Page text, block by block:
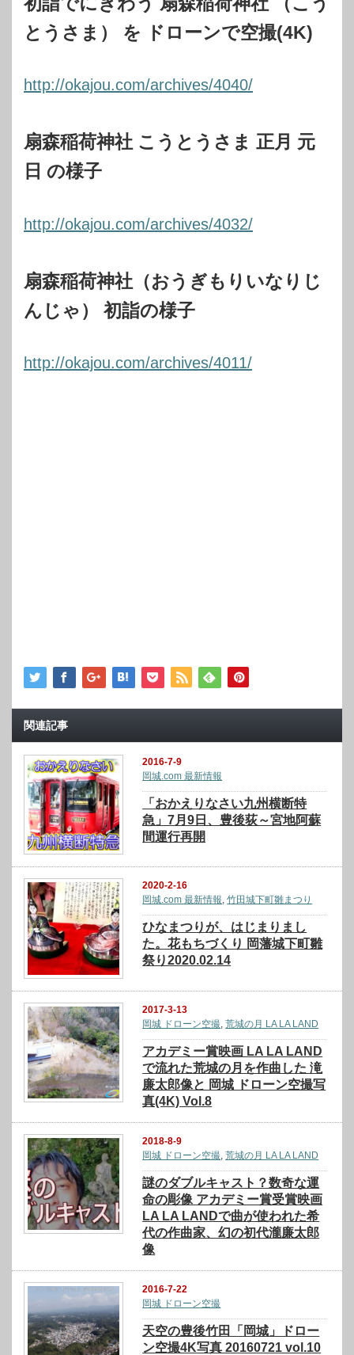
とうさま） を ドローンで空撮(4K)
http://okajou.com/archives/4040/
扇森稲荷神社 こうとうさま 正月 元
日 の様子
http://okajou.com/archives/4032/
扇森稲荷神社（おうぎもりいなりじ
んじゃ） 初詣の様子
http://okajou.com/archives/4011/
関連記事
2016-7-9
岡城.com 最新情報
「おかえりなさい九州横断特
急」7月9日、豊後荻～宮地阿蘇
間運行再開
2020-2-16
岡城.com 最新情報,竹田城下町雛まつり
ひなまつりが、はじまりまし
た。花もちづくり 岡藩城下町雛
祭り2020.02.14
2017-3-13
岡城 ドローン空撮 ,荒城の月 LA LA LAND
アカデミー賞映画 LA LA LAND
で流れた荒城の月を作曲した 滝
廉太郎像と 岡城 ドローン空撮写
真(4K) Vol.8
2018-8-9
岡城 ドローン空撮 ,荒城の月 LA LA LAND
謎のダブルキャスト？数奇な運
命の彫像 アカデミー賞受賞映画
LA LA LANDで曲が使われた希
代の作曲家、幻の初代瀧廉太郎
像
2016-7-22
岡城 ドローン空撮
天空の豊後竹田「岡城」ドロー
ン空撮4K写真 20160721 vol.10